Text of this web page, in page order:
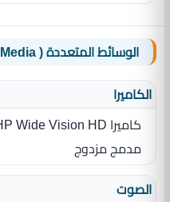
الوسائط المتعددة ( MutiMedia )
الكاميرا
مدمج مزدوج
الصوت